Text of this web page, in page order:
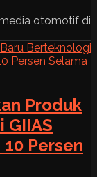
otomotif di
Produk
GIIAS
Persen